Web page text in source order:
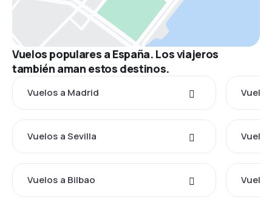
Vuelos populares a España. Los viajeros
también aman estos destinos.
Vuelos a Madrid
Vuelos a Sevilla
Vuelos a Bilbao